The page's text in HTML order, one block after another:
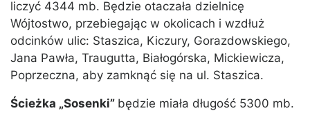
liczyć 4344 mb. Będzie otaczała dzielnicę
Wójtostwo, przebiegając w okolicach i wzdłuż
odcinków ulic: Staszica, Kiczury, Gorazdowskiego,
Jana Pawła, Traugutta, Białogórska, Mickiewicza,
Poprzeczna, aby zamknąć się na ul. Staszica.
Ścieżka „Sosenki” będzie miała długość 5300 mb.